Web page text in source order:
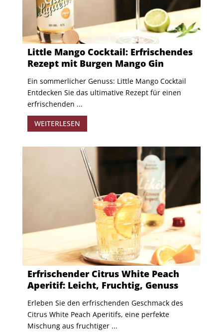
Little Mango Cocktail: Erfrischendes
Rezept mit Burgen Mango Gin
Ein sommerlicher Genuss: Little Mango Cocktail
Entdecken Sie das ultimative Rezept für einen
erfrischenden ...
WEITERLESEN
Erfrischender Citrus White Peach
Aperitif: Leicht, Fruchtig, Genuss
​ Erleben Sie den erfrischenden Geschmack des
Citrus White Peach Aperitifs, eine perfekte
Mischung aus fruchtiger ...